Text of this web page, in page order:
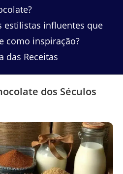
estilistas influentes que
como inspiração?
das Receitas
dos Séculos